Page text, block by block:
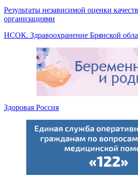
Результаты независимой оценки
организациями
НСОК. Здравоохранение Брянской
Здоровая Россия